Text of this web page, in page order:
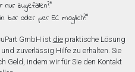
zugefallen?”
bar oder per EC möglich?”
GmbH ist diepraktische Lösung
zuverlässig Hilfe zu erhalten. Sie
Geld, indem wir für Sie den Kontakt